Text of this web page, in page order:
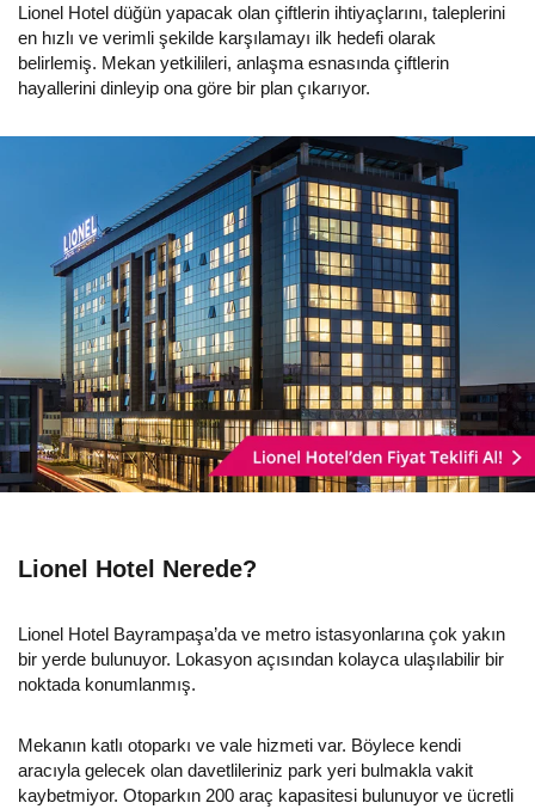
Lionel Hotel düğün yapacak olan çiftlerin ihtiyaçlarını, taleplerini
en hızlı ve verimli şekilde karşılamayı ilk hedefi olarak
belirlemiş. Mekan yetkilileri, anlaşma esnasında çiftlerin
hayallerini dinleyip ona göre bir plan çıkarıyor.
Lionel Hotel Nerede?
Lionel Hotel Bayrampaşa’da ve metro istasyonlarına çok yakın
bir yerde bulunuyor. Lokasyon açısından kolayca ulaşılabilir bir
noktada konumlanmış.
Mekanın katlı otoparkı ve vale hizmeti var. Böylece kendi
aracıyla gelecek olan davetlileriniz park yeri bulmakla vakit
kaybetmiyor. Otoparkın 200 araç kapasitesi bulunuyor ve ücretli